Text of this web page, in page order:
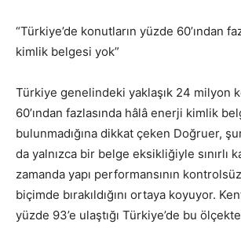
“Türkiye’de konutların yüzde 60’ından
kimlik belgesi yok”
Türkiye genelindeki yaklaşık 24 milyon
60’ından fazlasında hâlâ enerji kimlik
bulunmadığına dikkat çeken Doğruer,
da yalnızca bir belge eksikliğiyle sınırlı
zamanda yapı performansının
biçimde bırakıldığını ortaya koyuyor.
yüzde 93’e ulaştığı Türkiye’de bu ölçekte